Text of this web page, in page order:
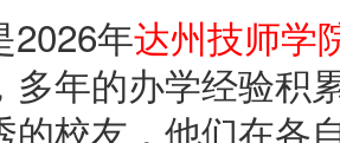
2026年达州技师学
多年的办学经验积
的校友，他们在各